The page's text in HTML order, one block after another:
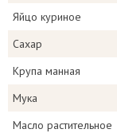
Яйцо куриное
Сахар
Крупа манная
Мука
Масло растительное